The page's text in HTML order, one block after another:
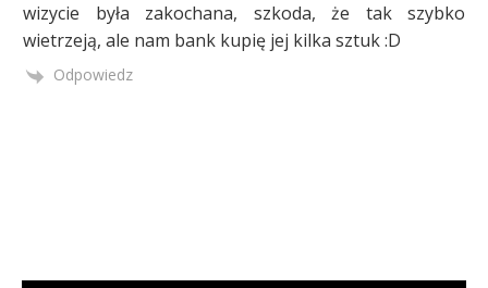
wizycie była zakochana, szkoda, że tak szybko
wietrzeją, ale nam bank kupię jej kilka sztuk :D
Odpowiedz